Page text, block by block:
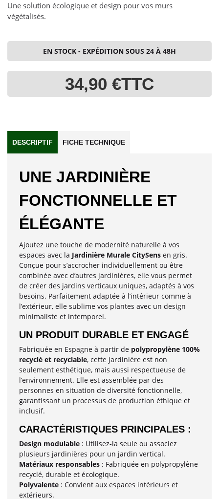
Une solution écologique et design pour vos murs
végétalisés.
EN STOCK - EXPÉDITION SOUS 24 À 48H
34,90 €TTC
DESCRIPTIF FICHE TECHNIQUE
UNE JARDINIÈRE
FONCTIONNELLE ET
ÉLÉGANTE
Ajoutez une touche de modernité naturelle à vos
espaces avec la Jardinière Murale CitySens en gris.
Conçue pour s’accrocher individuellement ou être
combinée avec d’autres jardinières, elle vous permet
de créer des jardins verticaux uniques, adaptés à vos
besoins. Parfaitement adaptée à l’intérieur comme à
l’extérieur, elle sublime vos plantes avec un design
minimaliste et intemporel.
UN PRODUIT DURABLE ET ENGAGÉ
Fabriquée en Espagne à partir de polypropylène 100%
recyclé et recyclable, cette jardinière est non
seulement esthétique, mais aussi respectueuse de
l’environnement. Elle est assemblée par des
personnes en situation de diversité fonctionnelle,
garantissant un processus de production éthique et
inclusif.
CARACTÉRISTIQUES PRINCIPALES :
Design modulable : Utilisez-la seule ou associez
plusieurs jardinières pour un jardin vertical.
Matériaux responsables : Fabriquée en polypropylène
recyclé, durable et écologique.
Polyvalente : Convient aux espaces intérieurs et
extérieurs.